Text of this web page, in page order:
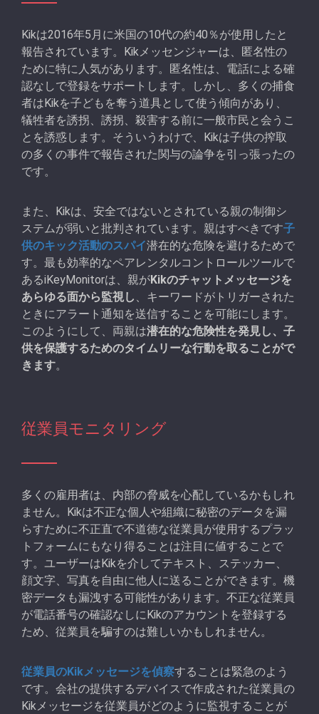
Kikは2016年5月に米国の10代の約40％が使用したと
報告されています。Kikメッセンジャーは、匿名性の
ために特に人気があります。匿名性は、電話による確
認なしで登録をサポートします。しかし、多くの捕食
者はKikを子どもを奪う道具として使う傾向があり、
犠牲者を誘拐、誘拐、殺害する前に一般市民と会うこ
とを誘惑します。そういうわけで、Kikは子供の搾取
の多くの事件で報告された関与の論争を引っ張ったの
です。
また、Kikは、安全ではないとされている親の制御シ
ステムが弱いと批判されています。親はすべきです子
供のキック活動のスパイ潜在的な危険を避けるためで
す。最も効率的なペアレンタルコントロールツールで
あるiKeyMonitorは、親がKikのチャットメッセージを
あらゆる面から監視し 、キーワードがトリガーされた
ときにアラート通知を送信することを可能にします。
このようにして、両親は潜在的な危険性を発見し、子
供を保護するためのタイムリーな行動を取ることがで
きます。
従業員モニタリング
多くの雇用者は、内部の脅威を心配しているかもしれ
ません。Kikは不正な個人や組織に秘密のデータを漏
らすために不正直で不道徳な従業員が使用するプラッ
トフォームにもなり得ることは注目に値することで
す。ユーザーはKikを介してテキスト、ステッカー、
顔文字、写真を自由に他人に送ることができます。機
密データも漏洩する可能性があります。不正な従業員
が電話番号の確認なしにKikのアカウントを登録する
ため、従業員を騙すのは難しいかもしれません。
従業員のKikメッセージを偵察することは緊急のよう
です。会社の提供するデバイスで作成された従業員の
Kikメッセージを従業員がどのように監視することが